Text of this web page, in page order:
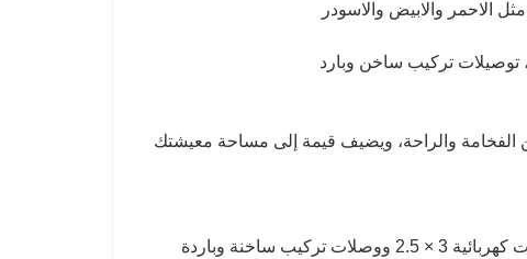
الاحمر والابيض والاسودر
الفخامة والراحة، ويضيف قيمة إلى مساحة معيشتك